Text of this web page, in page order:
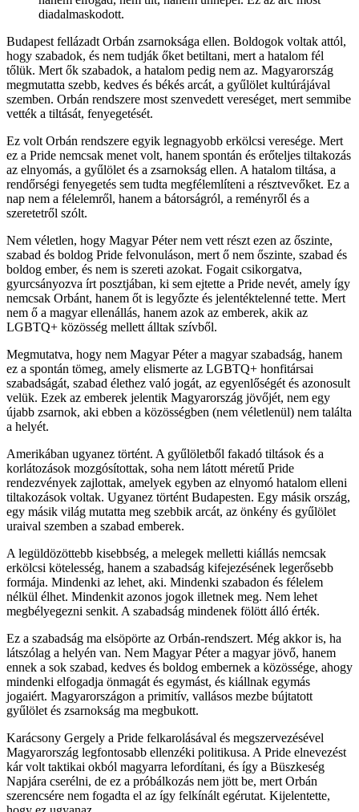
diadalmaskodott.
Budapest fellázadt Orbán zsarnoksága ellen. Boldogok voltak attól,
hogy szabadok, és nem tudják őket betiltani, mert a hatalom fél
tőlük. Mert ők szabadok, a hatalom pedig nem az. Magyarország
megmutatta szebb, kedves és békés arcát, a gyűlölet kultúrájával
szemben. Orbán rendszere most szenvedett vereséget, mert semmibe
vették a tiltását, fenyegetését.
Ez volt Orbán rendszere egyik legnagyobb erkölcsi veresége. Mert
ez a Pride nemcsak menet volt, hanem spontán és erőteljes tiltakozás
az elnyomás, a gyűlölet és a zsarnokság ellen. A hatalom tiltása, a
rendőrségi fenyegetés sem tudta megfélemlíteni a résztvevőket. Ez a
nap nem a félelemről, hanem a bátorságról, a reményről és a
szeretetről szólt.
Nem véletlen, hogy Magyar Péter nem vett részt ezen az őszinte,
szabad és boldog Pride felvonuláson, mert ő nem őszinte, szabad és
boldog ember, és nem is szereti azokat. Fogait csikorgatva,
gyurcsányozva írt posztjában, ki sem ejtette a Pride nevét, amely így
nemcsak Orbánt, hanem őt is legyőzte és jelentéktelenné tette. Mert
nem ő a magyar ellenállás, hanem azok az emberek, akik az
LGBTQ+ közösség mellett álltak szívből.
Megmutatva, hogy nem Magyar Péter a magyar szabadság, hanem
ez a spontán tömeg, amely elismerte az LGBTQ+ honfitársai
szabadságát, szabad élethez való jogát, az egyenlőségét és azonosult
velük. Ezek az emberek jelentik Magyarország jövőjét, nem egy
újabb zsarnok, aki ebben a közösségben (nem véletlenül) nem találta
a helyét.
Amerikában ugyanez történt. A gyűlöletből fakadó tiltások és a
korlátozások mozgósítottak, soha nem látott méretű Pride
rendezvények zajlottak, amelyek egyben az elnyomó hatalom elleni
tiltakozások voltak. Ugyanez történt Budapesten. Egy másik ország,
egy másik világ mutatta meg szebbik arcát, az önkény és gyűlölet
uraival szemben a szabad emberek.
A legüldözöttebb kisebbség, a melegek melletti kiállás nemcsak
erkölcsi kötelesség, hanem a szabadság kifejezésének legerősebb
formája. Mindenki az lehet, aki. Mindenki szabadon és félelem
nélkül élhet. Mindenkit azonos jogok illetnek meg. Nem lehet
megbélyegezni senkit. A szabadság mindenek fölött álló érték.
Ez a szabadság ma elsöpörte az Orbán-rendszert. Még akkor is, ha
látszólag a helyén van. Nem Magyar Péter a magyar jövő, hanem
ennek a sok szabad, kedves és boldog embernek a közössége, ahogy
mindenki elfogadja önmagát és egymást, és kiállnak egymás
jogaiért. Magyarországon a primitív, vallásos mezbe bújtatott
gyűlölet és zsarnokság ma megbukott.
Karácsony Gergely a Pride felkarolásával és megszervezésével
Magyarország legfontosabb ellenzéki politikusa. A Pride elnevezést
kár volt taktikai okból magyarra lefordítani, és így a Büszkeség
Napjára cserélni, de ez a próbálkozás nem jött be, mert Orbán
szerencsére nem fogadta el az így felkínált egérutat. Kijelentette,